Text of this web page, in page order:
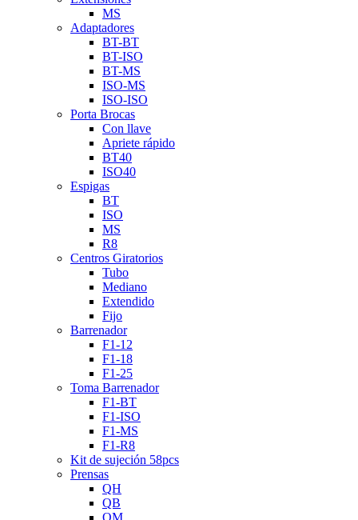
MS
Adaptadores
BT-BT
BT-ISO
BT-MS
ISO-MS
ISO-ISO
Porta Brocas
Con llave
Apriete rápido
BT40
ISO40
Espigas
BT
ISO
MS
R8
Centros Giratorios
Tubo
Mediano
Extendido
Fijo
Barrenador
F1-12
F1-18
F1-25
Toma Barrenador
F1-BT
F1-ISO
F1-MS
F1-R8
Kit de sujeción 58pcs
Prensas
QH
QB
QM